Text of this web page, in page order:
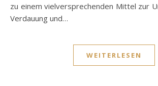
zu einem vielversprechenden Mittel zur
Verdauung und…
WEITERLESEN